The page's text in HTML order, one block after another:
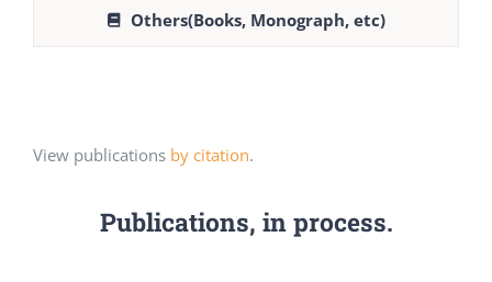
Others(Books, Monograph, etc)
View publications by citation.
Publications, in process.